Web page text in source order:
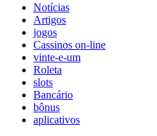
Notícias
Artigos
jogos
Cassinos on-line
vinte-e-um
Roleta
slots
Bancário
bônus
aplicativos